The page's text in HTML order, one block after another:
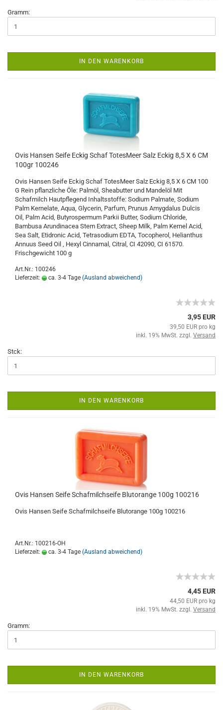
Gramm:
IN DEN WARENKORB
Ovis Hansen Seife Eckig Schaf TotesMeer Salz Eckig 8,5 X 6 CM
100gr 100246
Ovis Hansen Seife Eckig Schaf TotesMeer Salz Eckig 8,5 X 6 CM 100
G Rein pflanzliche Öle: Palmöl, Sheabutter und Mandelöl Mit
Schafmilch Hautpflegend Inhaltsstoffe: Sodium Palmate, Sodium
Palm Kernelate, Aqua, Glycerin, Parfum, Prunus Amygdalus Dulcis
Oil, Palm Acid, Butyrospermum Parkii Butter, Sodium Chloride,
Bambusa Arundinacea Stem Extract, Sheep Milk, Palm Kernel Acid,
Sea Salt, Etidronic Acid, Tetrasodium EDTA, Tocopherol, Helianthus
Annuus Seed Oil , Hexyl Cinnamal, Citral, CI 42090, CI 61570.
Frischgewicht 100 g
Art.Nr.: 100246
Lieferzeit:
ca. 3-4 Tage (Ausland abweichend)
3,95 EUR
39,50 EUR pro kg
inkl. 19% MwSt. zzgl. Versand
Stck:
IN DEN WARENKORB
Ovis Hansen Seife Schafmilchseife Blutorange 100g 100216
Ovis Hansen Seife Schafmilchseife Blutorange 100g 100216
Art.Nr.: 100216-OH
Lieferzeit:
ca. 3-4 Tage (Ausland abweichend)
4,45 EUR
44,50 EUR pro kg
inkl. 19% MwSt. zzgl. Versand
Gramm:
IN DEN WARENKORB